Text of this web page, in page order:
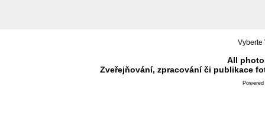
Vyberte
All
Zveřejňování, zpracování či publikace